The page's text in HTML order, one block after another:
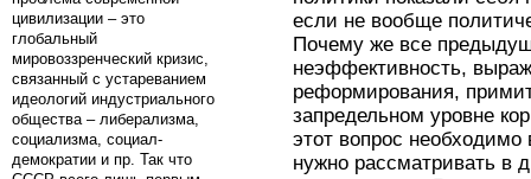
цивилизации – это
глобальный
мировоззренческий кризис,
связанный с устареванием
идеологий индустриального
общества – либерализма,
социализма, социал-
демократии и пр. Так что
если не вообще
Почему же все
неэффективность,
реформирования,
запредельном уровне
этот вопрос
нужно рассматривать в